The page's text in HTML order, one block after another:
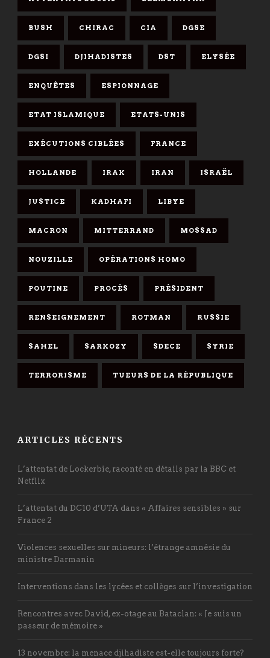
BUSH CHIRAC CIA DGSE
DGSI DJIHADISTES DST ELYSÉE
ENQUÊTES ESPIONNAGE
ETAT ISLAMIQUE ETATS-UNIS
EXÉCUTIONS CIBLÉES FRANCE
HOLLANDE IRAK IRAN ISRAËL
JUSTICE KADHAFI LIBYE
MACRON MITTERRAND MOSSAD
NOUZILLE OPÉRATIONS HOMO
POUTINE PROCÈS PRÉSIDENT
RENSEIGNEMENT ROTMAN RUSSIE
SAHEL SARKOZY SDECE SYRIE
TERRORISME TUEURS DE LA RÉPUBLIQUE
ARTICLES RÉCENTS
L’attentat de Lockerbie, raconté en détails par la BBC et
Netflix
L’attentat du DC10 d’UTA dans « Affaires sensibles » sur
France 2
Violences sexuelles sur mineurs: l’étrange amnésie du
ministre Darmanin
Interventions dans les lycées et collèges sur l’investigation
Rencontres avec David, ex-otage au Bataclan: « Je suis un
passeur de mémoire »
13 novembre: la menace djihadiste est-elle toujours forte?